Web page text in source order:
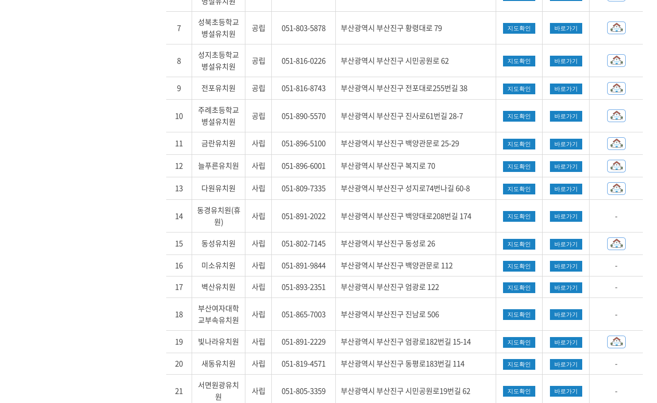
별,
전
소,
치,
원
리
홈
7
성북초등학교
병설유치원
공립 051-803-5878 부산광역시 부산진구 황령대로 79 지도확인 바로가기
8
성지초등학교
병설유치원
공립 051-816-0226 부산광역시 부산진구 시민공원로 62 지도확인 바로가기
9 전포유치원 공립 051-816-8743 부산광역시 부산진구 전포대로255번길 38 지도확인 바로가기
10
주례초등학교
병설유치원
공립 051-890-5570 부산광역시 부산진구 진사로61번길 28-7 지도확인 바로가기
11 금란유치원 사립 051-896-5100 부산광역시 부산진구 백양관문로 25-29 지도확인 바로가기
12 늘푸른유치원 사립 051-896-6001 부산광역시 부산진구 복지로 70 지도확인 바로가기
13 다원유치원 사립 051-809-7335 부산광역시 부산진구 성지로74번나길 60-8 지도확인 바로가기
14
동경유치원(휴
원)
사립 051-891-2022 부산광역시 부산진구 백양대로208번길 174 지도확인 바로가기 -
15 동성유치원 사립 051-802-7145 부산광역시 부산진구 동성로 26 지도확인 바로가기
16 미소유치원 사립 051-891-9844 부산광역시 부산진구 백양관문로 112 지도확인 바로가기
-
17
벽산유치원 사립 051-893-2351 부산광역시 부산진구 엄광로 122 지도확인 바로가기 -
18
부산여자대학
교부속유치원
사립 051-865-7003 부산광역시 부산진구 진남로 506 지도확인 바로가기 -
19 빛나라유치원 사립 051-891-2229 부산광역시 부산진구 엄광로182번길 15-14 지도확인 바로가기
20 새동유치원 사립 051-819-4571 부산광역시 부산진구 동평로183번길 114 지도확인 바로가기 -
21
서면원광유치
원
사립 051-805-3359 부산광역시 부산진구 시민공원로19번길 62 지도확인 바로가기 -